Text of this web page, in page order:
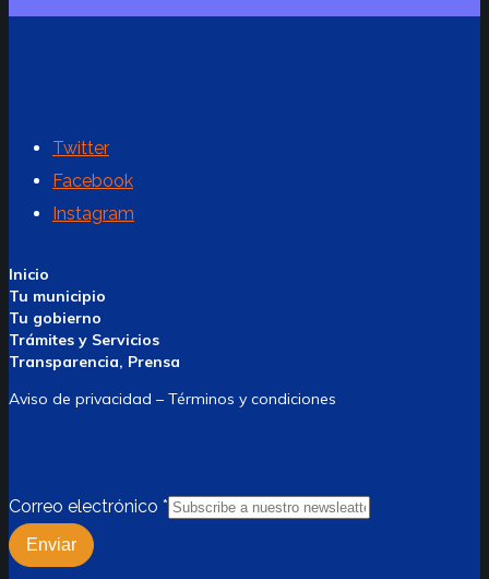
Twitter
Facebook
Instagram
Inicio
Tu municipio
Tu gobierno
Trámites y Servicios
Transparencia, Prensa
Aviso de privacidad – Términos y condiciones
Correo electrónico *
Enviar